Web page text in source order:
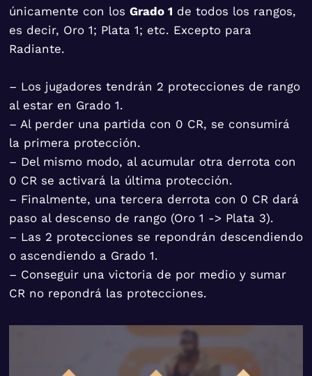
únicamente con los Grado 1 de todos los rangos,
es decir, Oro 1; Plata 1; etc. Excepto para
Radiante.
– Los jugadores tendrán 2 protecciones de rango
al estar en Grado 1.
– Al perder una partida con 0 CR, se consumirá
la primera protección.
– Del mismo modo, al acumular otra derrota con
0 CR se activará la última protección.
– Finalmente, una tercera derrota con 0 CR dará
paso al descenso de rango (Oro 1 -> Plata 3).
– Las 2 protecciones se repondrán descendiendo
o ascendiendo a Grado 1.
– Conseguir una victoria de por medio y sumar
CR no repondrá las protecciones.